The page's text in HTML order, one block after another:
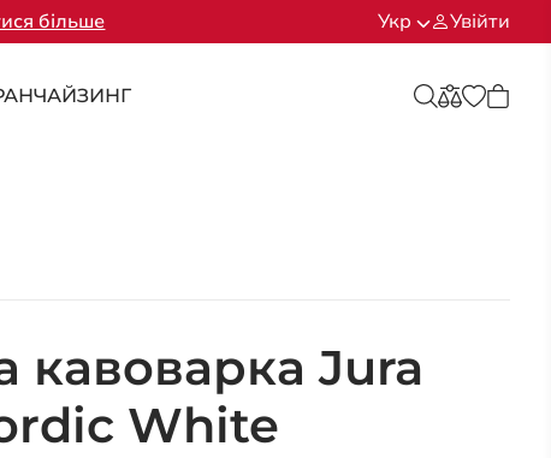
більше Укр Увійти
кавоварка Jura
White